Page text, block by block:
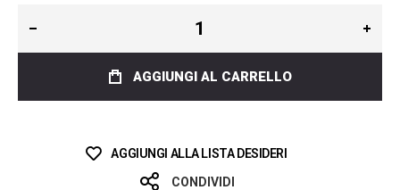
AGGIUNGI AL CARRELLO
AGGIUNGI ALLA LISTA DESIDERI
CONDIVIDI